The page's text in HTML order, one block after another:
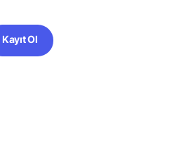
Kayıt Ol